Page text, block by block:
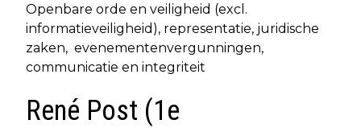
Openbare orde en veiligheid (excl.
informatieveiligheid), representatie, juridische
zaken, evenementenvergunningen,
communicatie en integriteit
René Post (1e